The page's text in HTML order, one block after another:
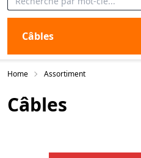
Câbles
Home Assortiment
Câbles